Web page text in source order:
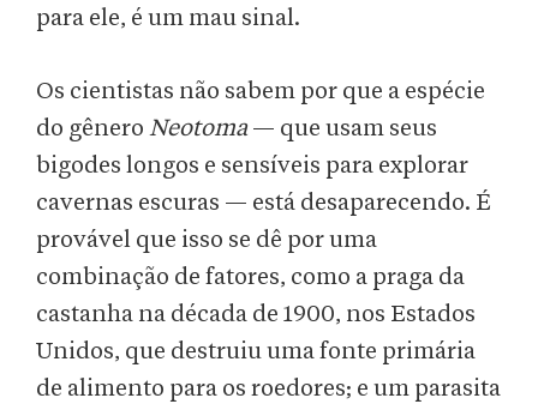
para ele, é um mau sinal.
Os cientistas não sabem por que a espécie
do gênero Neotoma — que usam seus
bigodes longos e sensíveis para explorar
cavernas escuras — está desaparecendo. É
provável que isso se dê por uma
combinação de fatores, como a praga da
castanha na década de 1900, nos Estados
Unidos, que destruiu uma fonte primária
de alimento para os roedores; e um parasita